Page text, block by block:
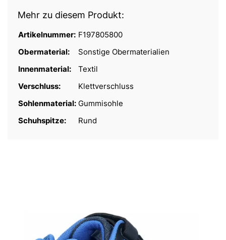
Mehr zu diesem Produkt:
Artikelnummer: F197805800
Obermaterial:
Sonstige Obermaterialien
Innenmaterial:
Textil
Verschluss:
Klettverschluss
Sohlenmaterial: Gummisohle
Schuhspitze:
Rund